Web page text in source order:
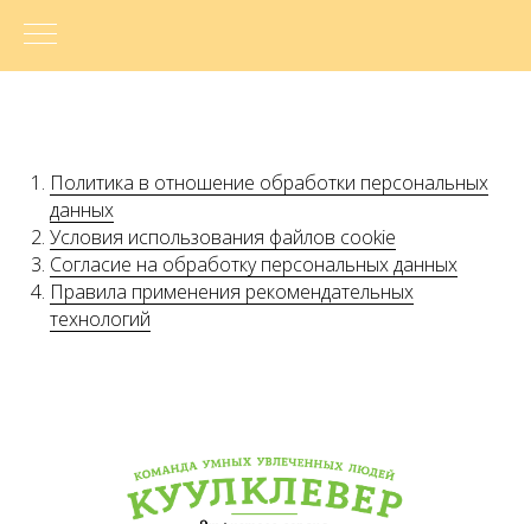
Политика в отношение обработки персональных
данных
Условия использования файлов cookie
Согласие на обработку персональных данных
Правила применения рекомендательных
технологий